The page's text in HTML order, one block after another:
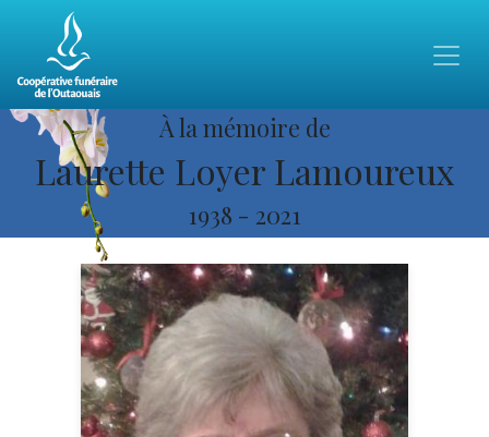
À la mémoire de
Laurette Loyer Lamoureux
1938 - 2021